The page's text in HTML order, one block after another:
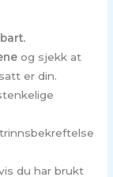
og sjekk at
er din.
du har brukt